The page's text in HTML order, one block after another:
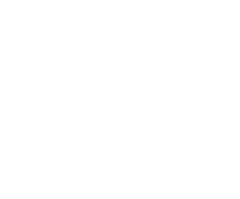
考试院公布为准